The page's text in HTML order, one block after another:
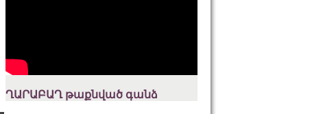
ՂԱՐԱԲԱՂ թաքնված գանձ